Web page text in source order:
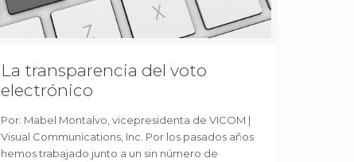
La transparencia del voto
electrónico
Por: Mabel Montalvo, vicepresidenta de VICOM |
Visual Communications, Inc. Por los pasados años
hemos trabajado junto a un sin número de